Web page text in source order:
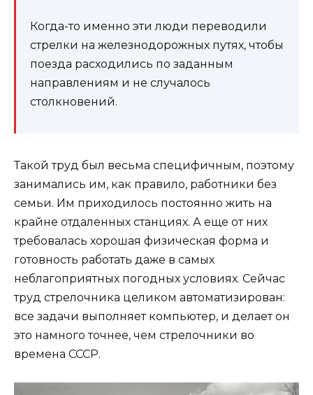
Когда-то именно эти люди переводили
стрелки на железнодорожных путях, чтобы
поезда расходились по заданным
направлениям и не случалось
столкновений.
Такой труд был весьма специфичным, поэтому
занимались им, как правило, работники без
семьи. Им приходилось постоянно жить на
крайне отдаленных станциях. А еще от них
требовалась хорошая физическая форма и
готовность работать даже в самых
неблагоприятных погодных условиях. Сейчас
труд стрелочника целиком автоматизирован:
все задачи выполняет компьютер, и делает он
это намного точнее, чем стрелочники во
времена СССР.